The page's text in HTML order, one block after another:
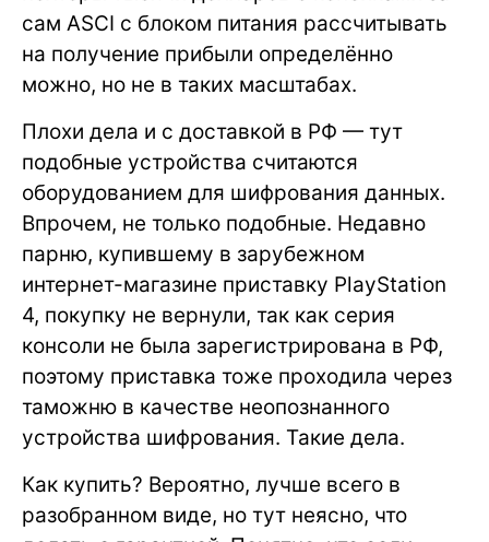
сам ASCI с блоком питания рассчитывать
на получение прибыли определённо
можно, но не в таких масштабах.
Плохи дела и с доставкой в РФ — тут
подобные устройства считаются
оборудованием для шифрования данных.
Впрочем, не только подобные. Недавно
парню, купившему в зарубежном
интернет-магазине приставку PlayStation
4, покупку не вернули, так как серия
консоли не была зарегистрирована в РФ,
поэтому приставка тоже проходила через
таможню в качестве неопознанного
устройства шифрования. Такие дела.
Как купить? Вероятно, лучше всего в
разобранном виде, но тут неясно, что